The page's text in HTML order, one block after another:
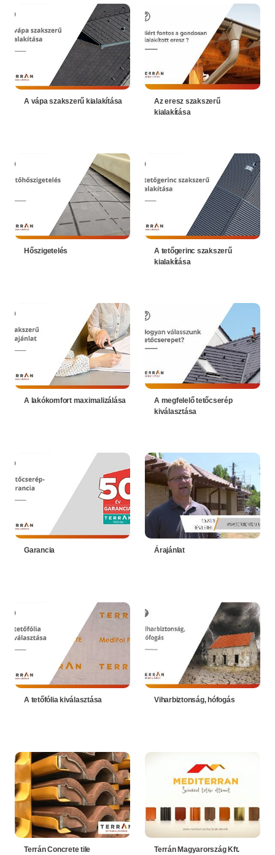
A vápa szakszerű kialakítása
Az eresz szakszerű
kialakítása
Hőszigetelés
A tetőgerinc szakszerű
kialakítása
A lakókomfort maximalizálása
A megfelelő tetőcserép
kiválasztása
Garancia Árajánlat
A tetőfólia kiválasztása Viharbiztonság, hófogás
Terrán Concrete tile
Terrán Magyarország Kft.